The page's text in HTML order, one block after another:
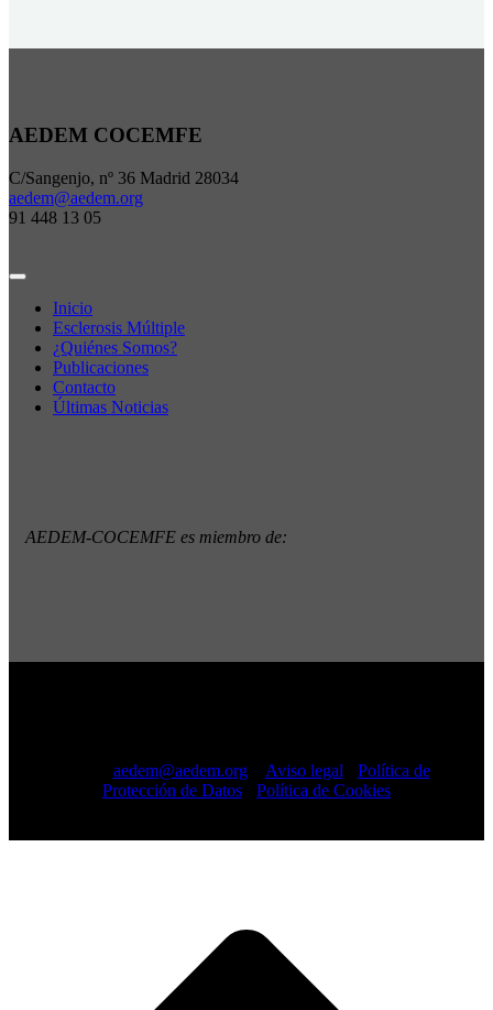
AEDEM COCEMFE
C/Sangenjo, nº 36 Madrid 28034
aedem@aedem.org
91 448 13 05
Inicio
Esclerosis Múltiple
¿Quiénes Somos?
Publicaciones
Contacto
Últimas Noticias
AEDEM-COCEMFE es miembro de:
aedem@aedem.org// Aviso legal
Política de
Protección de Datos
Política de Cookies